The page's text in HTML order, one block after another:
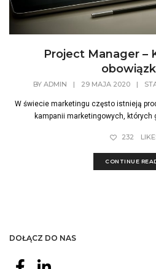
Project Manager –
BY ADMIN | 29 MAJA 2020 |
W świecie marketingu często istnieją
kampanii marketingowych, których
232
CONTINUE
DOŁĄCZ DO NAS